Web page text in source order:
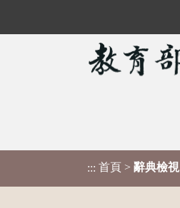
::: 首頁 > 辭典檢視